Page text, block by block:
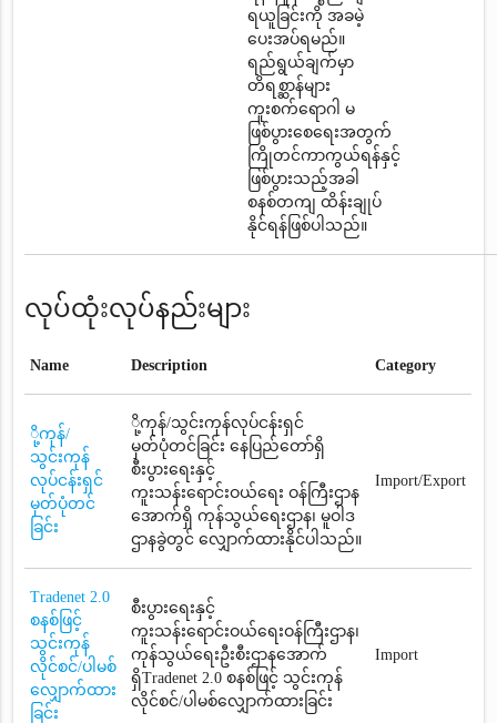
ရယူခြင်းကို အခမဲ့
ပေးအပ်ရမည်။
ရည်ရွယ်ချက်မှာ
တိရစ္ဆာန်များ
ကူးစက်ရောဂါ မ
ဖြစ်ပွားစေရေးအတွက်
ကြိုတင်ကာကွယ်ရန်နှင့်
ဖြစ်ပွားသည့်အခါ
စနစ်တကျ ထိန်းချုပ်
နိုင်ရန်ဖြစ်ပါသည်။
လုပ်ထုံးလုပ်နည်းများ
Name Description Category
ို့ကုန်/
သွင်းကုန်
လုပ်ငန်းရှင်
မှတ်ပုံတင်
ခြင်း
ို့ကုန်/သွင်းကုန်လုပ်ငန်းရှင်
မှတ်ပုံတင်ခြင်း နေပြည်တော်ရှိ
စီးပွားရေးနှင့်
ကူးသန်းရောင်းဝယ်ရေး ဝန်ကြီးဌာန
အောက်ရှိ ကုန်သွယ်ရေးဌာန၊ မူဝါဒ
ဌာနခွဲတွင် လျှောက်ထားနိုင်ပါသည်။
Import/Export
Tradenet 2.0
စနစ်ဖြင့်
သွင်းကုန်
လိုင်စင်/ပါမစ်
လျှောက်ထား
ခြင်း
စီးပွားရေးနှင့်
ကူးသန်းရောင်းဝယ်ရေးဝန်ကြီးဌာန၊
ကုန်သွယ်ရေးဦးစီးဌာနအောက်
ရှိTradenet 2.0 စနစ်ဖြင့် သွင်းကုန်
လိုင်စင်/ပါမစ်လျှောက်ထားခြင်း
Import